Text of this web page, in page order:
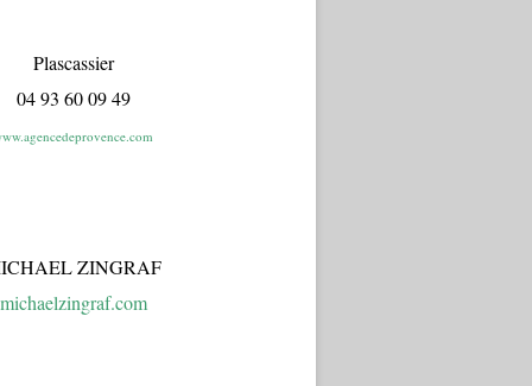
Plascassier
04 93 60 09 49
ZINGRAF
michaelzingraf.com